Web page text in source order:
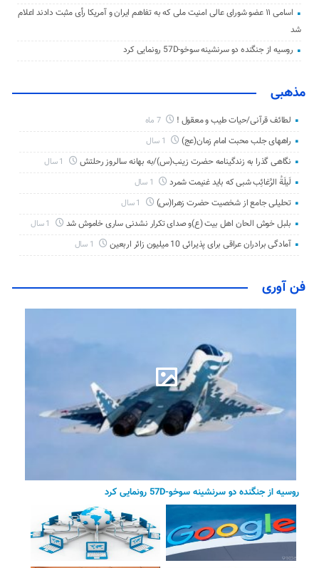
اسامی ۱۱ عضو شورای عالی امنیت ملی که به تفاهم ایران و آمریکا رأی مثبت دادند اعلام
شد
روسیه از جنگنده دو سرنشینه سوخو-57D رونمایی کرد
مذهبی
لطائف قرآنی/حیات طیب و معقول ! 7 ماه
راههای جلب محبت امام زمان(عج)
نگاهی گذرا به زندگینامه حضرت زینب(س)/به بهانه سالروز رحلتش
لَیلَةُ الرَّغائِب شبی که باید غنیمت شمرد
تحلیلی جامع از شخصیت حضرت زهرا(س)
بلبل خوش الحان اهل بیت (ع)و صدای تکرار نشدنی ساری خاموش شد
آمادگی برادران عراقی برای پذیرائی 10 میلیون زائر اربعین
فن آوری
روسیه از جنگنده دو سرنشینه سوخو-57D رونمایی کرد